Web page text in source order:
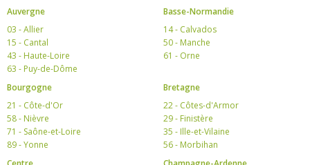
Auvergne
03 - Allier
15 - Cantal
43 - Haute-Loire
63 - Puy-de-Dôme
Basse-Normandie
14 - Calvados
50 - Manche
61 - Orne
Bourgogne
21 - Côte-d'Or
58 - Nièvre
71 - Saône-et-Loire
89 - Yonne
Bretagne
22 - Côtes-d'Armor
29 - Finistère
35 - Ille-et-Vilaine
56 - Morbihan